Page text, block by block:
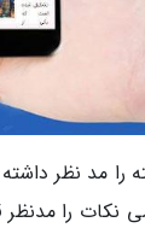
مد نظر
نکات را